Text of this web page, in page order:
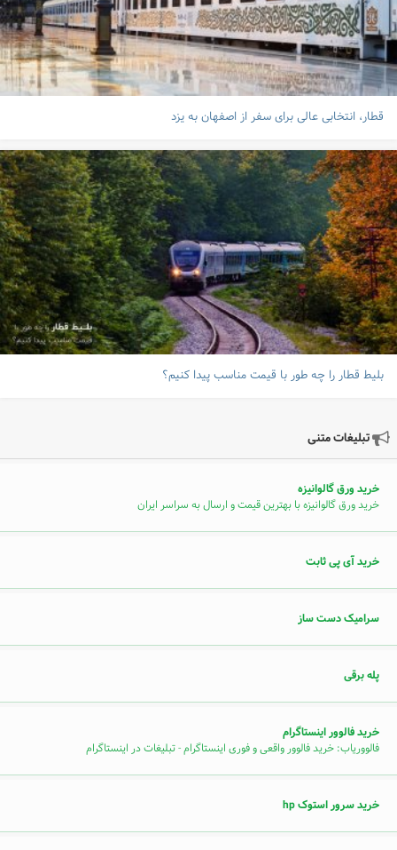
قطار، انتخابی عالی برای سفر از اصفهان به یزد
بلیط قطار را چه طور با قیمت مناسب پیدا کنیم؟
تبلیغات متنی
خرید ورق گالوانیزه
خرید ورق گالوانیزه با بهترین قیمت و ارسال به سراسر ایران
خرید آی پی ثابت
سرامیک دست ساز
پله برقی
خرید فالوور اینستاگرام
فالووریاب: خرید فالوور واقعی و فوری اینستاگرام - تبلیغات در اینستاگرام
خرید سرور استوک hp